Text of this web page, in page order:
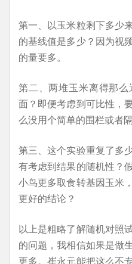
第一、以玉米粒剩下多少
的基线值是多少？因为视
的量要多。
第二、两堆玉米离得那
面？即便考虑到可比性，
么没用个简单的围栏或者
第三、这个实验重复了多
有考虑到结果的随机性？
小鸟更多取食转基因玉米
更好的结论？
以上是粗略了解随机对照
的问题，我相信如果是做
更多。崔永元能把这么不